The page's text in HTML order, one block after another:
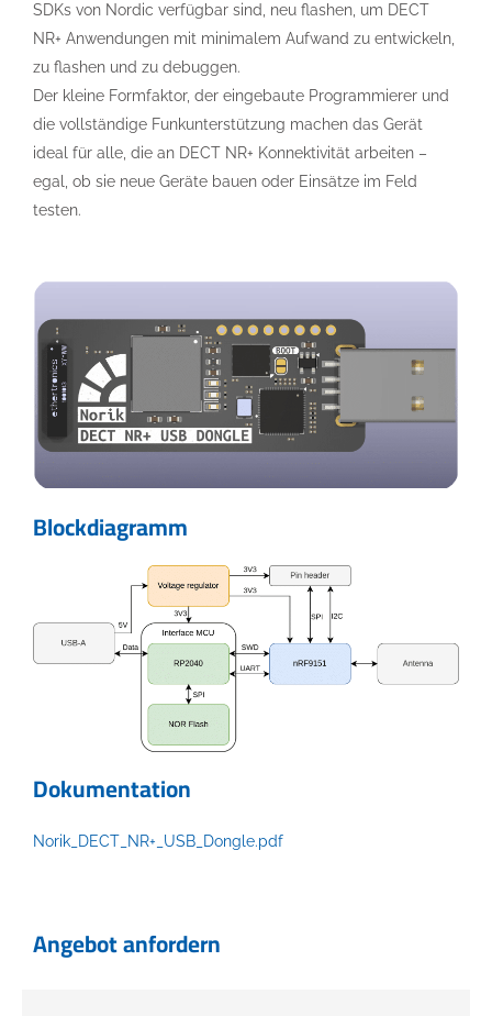
SDKs von Nordic verfügbar sind, neu flashen, um DECT
NR+ Anwendungen mit minimalem Aufwand zu entwickeln,
zu flashen und zu debuggen.
Der kleine Formfaktor, der eingebaute Programmierer und
die vollständige Funkunterstützung machen das Gerät
ideal für alle, die an DECT NR+ Konnektivität arbeiten –
egal, ob sie neue Geräte bauen oder Einsätze im Feld
testen.
Blockdiagramm
Dokumentation
Norik_DECT_NR+_USB_Dongle.pdf
Angebot anfordern